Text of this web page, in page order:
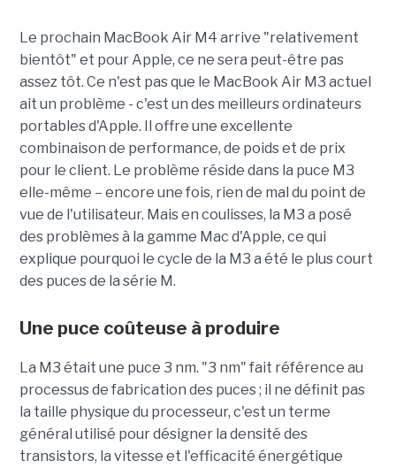
Le prochain MacBook Air M4 arrive "relativement
bientôt" et pour Apple, ce ne sera peut-être pas
assez tôt. Ce n'est pas que le MacBook Air M3 actuel
ait un problème - c'est un des meilleurs ordinateurs
portables d'Apple. Il offre une excellente
combinaison de performance, de poids et de prix
pour le client. Le problème réside dans la puce M3
elle-même – encore une fois, rien de mal du point de
vue de l'utilisateur. Mais en coulisses, la M3 a posé
des problèmes à la gamme Mac d'Apple, ce qui
explique pourquoi le cycle de la M3 a été le plus court
des puces de la série M.
Une puce coûteuse à produire
La M3 était une puce 3 nm. "3 nm" fait référence au
processus de fabrication des puces ; il ne définit pas
la taille physique du processeur, c'est un terme
général utilisé pour désigner la densité des
transistors, la vitesse et l'efficacité énergétique